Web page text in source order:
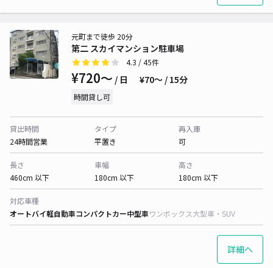
第二 スカイマンション駐車場
元町まで徒歩 20分
4.3 / 45件
¥720〜 / 日 ¥70〜 / 15分
時間貸し可
貸出時間
24時間営業
タイプ
平置き
再入庫
可
長さ
460cm 以下
車幅
180cm 以下
高さ
180cm 以下
対応車種
オートバイ軽自動車コンパクトカー中型車ワンボックス大型車・SUV
詳細へ